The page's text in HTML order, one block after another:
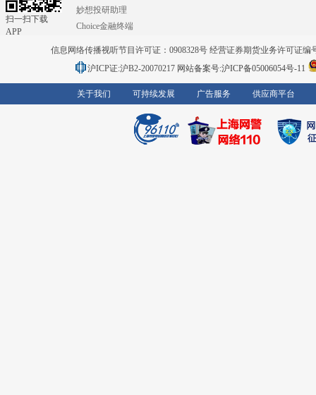
扫一扫下载
APP
妙想投研助理
Choice金融终端
信息网络传播视听节目许可证：0908328号 经营证券期货业务许可证编
沪ICP证:沪B2-20070217 网站备案号:沪ICP备05006054号-11
关于我们 可持续发展 广告服务 供应商平台